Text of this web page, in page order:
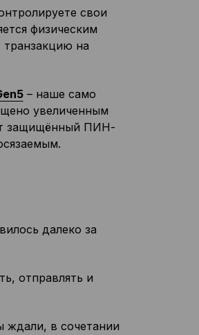
свои
физическим
транзакцию на
– наше само
увеличенным
защищённый ПИН-
далеко за
отправлять и
ждали, в сочетании